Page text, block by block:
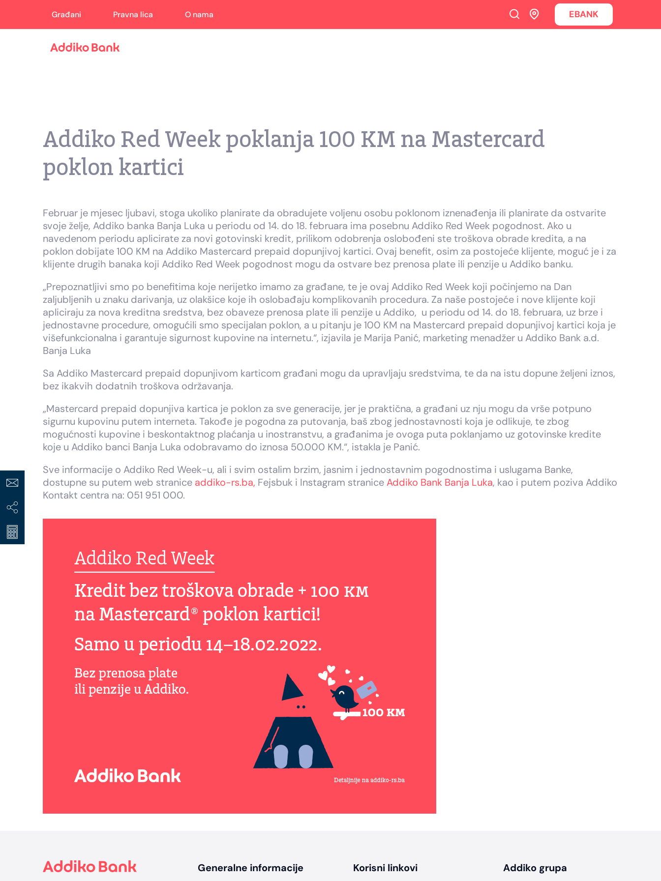
Građani Pravna lica O nama EBANK
Addiko Red Week poklanja 100 KM na Mastercard
poklon kartici
Februar je mjesec ljubavi, stoga ukoliko planirate da obradujete voljenu osobu poklonom iznenađenja ili planirate da ostvarite
svoje želje, Addiko banka Banja Luka u periodu od 14. do 18. februara ima posebnu Addiko Red Week pogodnost. Ako u
navedenom periodu aplicirate za novi gotovinski kredit, prilikom odobrenja oslobođeni ste troškova obrade kredita, a na
poklon dobijate 100 KM na Addiko Mastercard prepaid dopunjivoj kartici. Ovaj benefit, osim za postojeće klijente, moguć je i za
klijente drugih banaka koji Addiko Red Week pogodnost mogu da ostvare bez prenosa plate ili penzije u Addiko banku.
„Prepoznatljivi smo po benefitima koje nerijetko imamo za građane, te je ovaj Addiko Red Week koji počinjemo na Dan
zaljubljenih u znaku darivanja, uz olakšice koje ih oslobađaju komplikovanih procedura. Za naše postojeće i nove klijente koji
apliciraju za nova kreditna sredstva, bez obaveze prenosa plate ili penzije u Addiko, u periodu od 14. do 18. februara, uz brze i
jednostavne procedure, omogućili smo specijalan poklon, a u pitanju je 100 KM na Mastercard prepaid dopunjivoj kartici koja je
višefunkcionalna i garantuje sigurnost kupovine na internetu.“, izjavila je Marija Panić, marketing menadžer u Addiko Bank a.d.
Banja Luka
Sa Addiko Mastercard prepaid dopunjivom karticom građani mogu da upravljaju sredstvima, te da na istu dopune željeni iznos,
bez ikakvih dodatnih troškova održavanja.
„Mastercard prepaid dopunjiva kartica je poklon za sve generacije, jer je praktična, a građani uz nju mogu da vrše potpuno
sigurnu kupovinu putem interneta. Takođe je pogodna za putovanja, baš zbog jednostavnosti koja je odlikuje, te zbog
mogućnosti kupovine i beskontaktnog plaćanja u inostranstvu, a građanima je ovoga puta poklanjamo uz gotovinske kredite
koje u Addiko banci Banja Luka odobravamo do iznosa 50.000 KM.“, istakla je Panić.
Sve informacije o Addiko Red Week-u, ali i svim ostalim brzim, jasnim i jednostavnim pogodnostima i uslugama Banke,
dostupne su putem web stranice addiko-rs.ba, Fejsbuk i Instagram straniceAddiko Bank Banja Luka, kao i putem poziva Addiko
Kontakt centra na: 051 951 000.
Generalne informacije Korisni linkovi Addiko grupa